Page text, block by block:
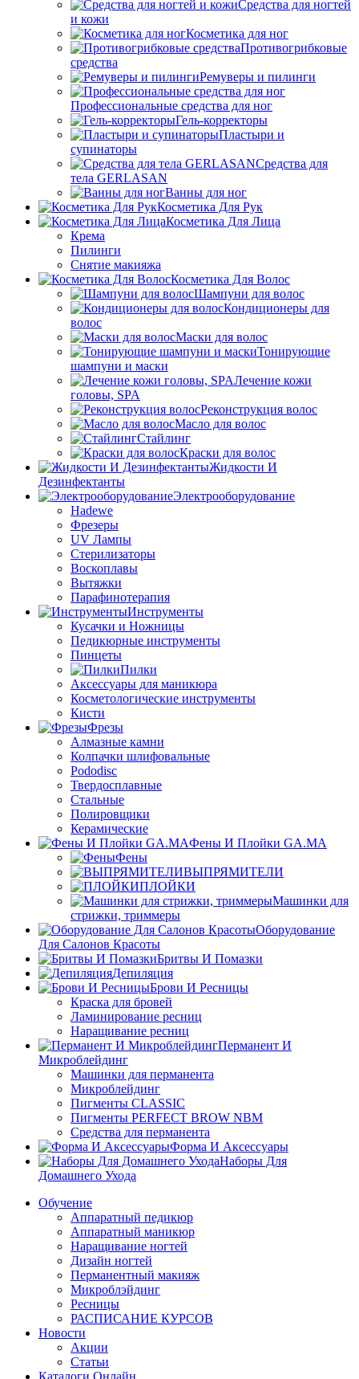
Средства для ногтей
и кожи
Косметика для ног
Противогрибковые
средства
Ремуверы и пилинги
Профессиональные средства для ног
Гель-корректоры
Пластыри и
супинаторы
Средства для
тела GERLASAN
Ванны для ног
Косметика Для Рук
Косметика Для Лица
Крема
Пилинги
Снятие макияжа
Косметика Для Волос
Шампуни для волос
Кондиционеры для
волос
Маски для волос
Тонирующие
шампуни и маски
Лечение кожи
головы, SPA
Реконструкция волос
Масло для волос
Стайлинг
Краски для волос
Жидкости И
Дезинфектанты
Электрооборудование
Hadewe
Фрезеры
UV Лампы
Стерилизаторы
Воскоплавы
Вытяжки
Парафинотерапия
Инструменты
Кусачки и Ножницы
Педикюрные инструменты
Пинцеты
Пилки
Аксессуары для маникюра
Косметологические инструменты
Кисти
Фрезы
Алмазные камни
Колпачки шлифовальные
Pododisc
Твердосплавные
Стальные
Полировщики
Керамические
Фены И Плойки GA.MA
Фены
ВЫПРЯМИТЕЛИ
ПЛОЙКИ
Машинки для
стрижки, триммеры
Оборудование
Для Салонов Красоты
Бритвы И Помазки
Депиляция
Брови И Ресницы
Краска для бровей
Ламинирование ресниц
Наращивание ресниц
Перманент И
Микроблейдинг
Машинки для перманента
Микроблейдинг
Пигменты CLASSIC
Пигменты PERFECT BROW NBM
Средства для перманента
Форма И Аксессуары
Наборы Для
Домашнего Ухода
Обучение
Аппаратный педикюр
Аппаратный маникюр
Наращивание ногтей
Дизайн ногтей
Перманентный макияж
Микроблэйдинг
Ресницы
РАСПИСАНИЕ КУРСОВ
Новости
Акции
Статьи